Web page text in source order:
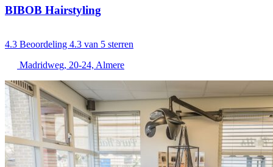
BIBOB Hairstyling
4.3 Beoordeling 4.3 van 5 sterren
Madridweg, 20-24, Almere